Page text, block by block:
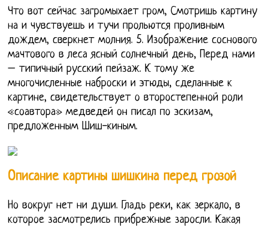
Что вот сейчас загромыхает гром, Смотришь картину
на и чувствуешь и тучи прольются проливным
дождем, сверкнет молния. 5. Изображение соснового
мачтового в леса ясный солнечный день, Перед нами
– типичный русский пейзаж. К тому же
многочисленные наброски и этюды, сделанные к
картине, свидетельствует о второстепенной роли
«соавтора» медведей он писал по эскизам,
предложенным Шиш-киным.
Описание картины шишкина перед грозой
Но вокруг нет ни души. Гладь реки, как зеркало, в
которое засмотрелись прибрежные заросли. Какая